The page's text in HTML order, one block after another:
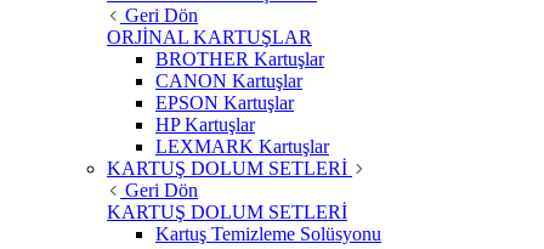
Geri Dön
ORJİNAL KARTUŞLAR
BROTHER Kartuşlar
CANON Kartuşlar
EPSON Kartuşlar
HP Kartuşlar
LEXMARK Kartuşlar
KARTUŞ DOLUM SETLERİ
Geri Dön
KARTUŞ DOLUM SETLERİ
Kartuş Temizleme Solüsyonu